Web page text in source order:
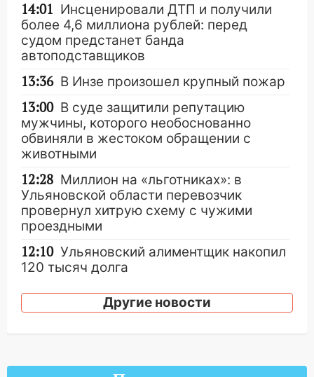
14:01 Инсценировали ДТП и получили
более 4,6 миллиона рублей: перед
судом предстанет банда
автоподставщиков
13:36 В Инзе произошел крупный пожар
13:00 В суде защитили репутацию
мужчины, которого необоснованно
обвиняли в жестоком обращении с
животными
12:28 Миллион на «льготниках»: в
Ульяновской области перевозчик
провернул хитрую схему с чужими
проездными
12:10 Ульяновский алиментщик накопил
120 тысяч долга
11:49 Снят режим «Ракетная
опасность» на территории Ульяновской
2027 года импорт, выпуск и обращение
Другие новости